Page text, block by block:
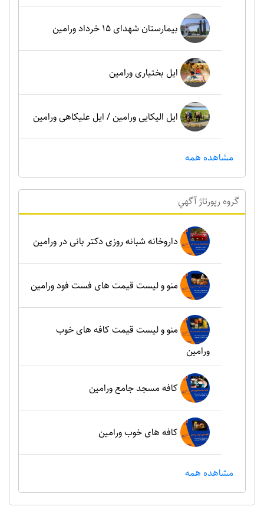
بیمارستان شهدای 15 خرداد ورامین
ایل بختیاری ورامین
ایل الیکایی ورامین / ایل علیکاهی ورامین
مشاهده همه
گروه رپورتاژ آگهي
داروخانه شبانه روزی دکتر بانی در ورامین
منو و لیست قیمت های فست فود ورامین
منو و لیست قیمت کافه های خوب
ورامین
کافه مسجد جامع ورامین
کافه های خوب ورامین
مشاهده همه